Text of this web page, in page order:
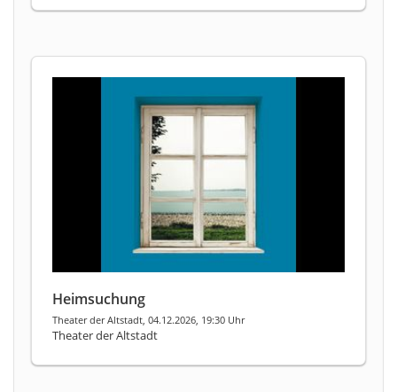
Heimsuchung
Theater der Altstadt, 04.12.2026, 19:30 Uhr
Theater der Altstadt